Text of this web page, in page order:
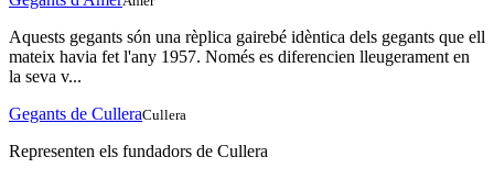
Aquests gegants són una rèplica gairebé idèntica dels gegants que ell
mateix havia fet l'any 1957. Només es diferencien lleugerament en
la seva v...
Gegants de CulleraCullera
Representen els fundadors de Cullera